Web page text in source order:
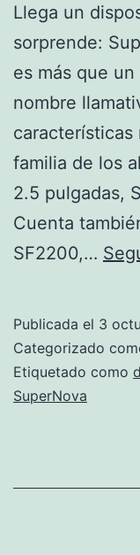
Llega un
sorprende:
es más que
nombre
características
familia de los
2.5 pulgadas,
Cuenta
SF2200,…
Publicada el 3
Categorizado
Etiquetado como
SuperNova